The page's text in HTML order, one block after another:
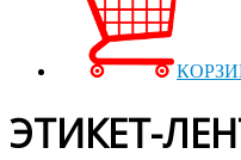
ЭТИКЕТ-